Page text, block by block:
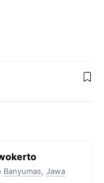
Banyumas, Jawa